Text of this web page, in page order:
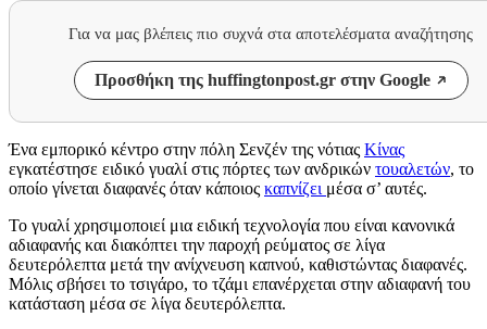
Για να μας βλέπεις πιο συχνά στα αποτελέσματα αναζήτησης
Προσθήκη της huffingtonpost.gr στην Google
Ένα εμπορικό κέντρο στην πόλη Σενζέν της νότιας Κίνας
εγκατέστησε ειδικό γυαλί στις πόρτες των ανδρικών τουαλετών, το
οποίο γίνεται διαφανές όταν κάποιος καπνίζει μέσα σ’ αυτές.
Το γυαλί χρησιμοποιεί μια ειδική τεχνολογία που είναι κανονικά
αδιαφανής και διακόπτει την παροχή ρεύματος σε λίγα
δευτερόλεπτα μετά την ανίχνευση καπνού, καθιστώντας διαφανές.
Μόλις σβήσει το τσιγάρο, το τζάμι επανέρχεται στην αδιαφανή του
κατάσταση μέσα σε λίγα δευτερόλεπτα.